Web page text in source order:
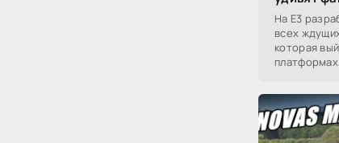
На E3
всех
которая